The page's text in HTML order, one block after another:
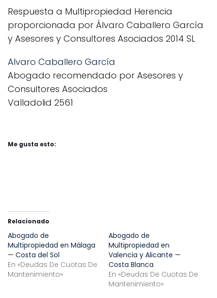
Respuesta a Multipropiedad Herencia
proporcionada por Álvaro Caballero García
y Asesores y Consultores Asociados 2014 SL
Alvaro Caballero García
Abogado recomendado por Asesores y
Consultores Asociados
Valladolid 2561
Me gusta esto:
Relacionado
Abogado de
Multipropiedad en Málaga
— Costa del Sol
En «Deudas De Cuotas De
Mantenimiento»
Abogado de
Multipropiedad en
Valencia y Alicante —
Costa Blanca
En «Deudas De Cuotas De
Mantenimiento»